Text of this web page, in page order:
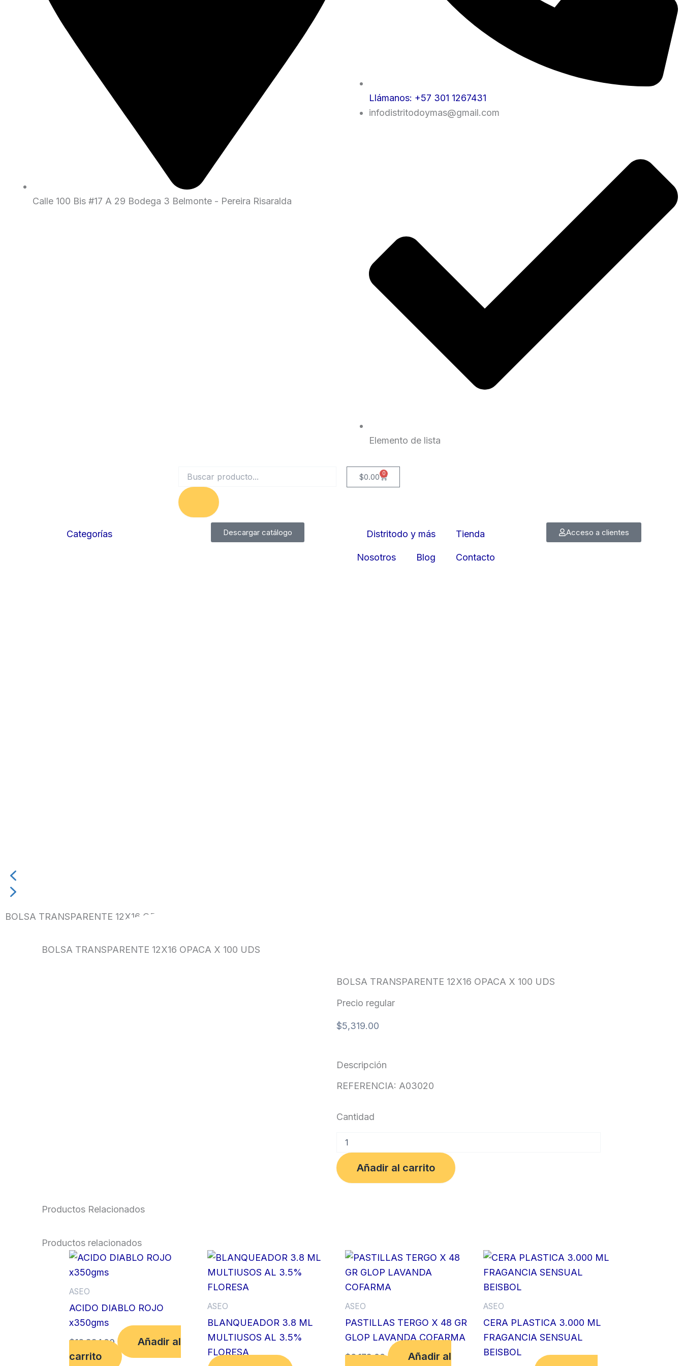
Calle 100 Bis #17 A 29 Bodega 3 Belmonte - Pereira Risaralda
Llámanos: +57 301 1267431
infodistritodoymas@gmail.com
Elemento de lista
$0.00 0
Cart
Categorías Descargar catálogo Distritodo y más Tienda
Nosotros Blog Contacto
Acceso a clientes
BOLSA TRANSPARENTE 12X16 OPACA X 100 UDS
BOLSA TRANSPARENTE 12X16 OPACA X 100 UDS
BOLSA TRANSPARENTE 12X16 OPACA X 100 UDS
Precio regular
$5,319.00
Descripción
REFERENCIA: A03020
Cantidad
TRANSPARENTE
12X16
OPACA
X
Añadir al carrito
Productos Relacionados
Productos relacionados
ASEO
ACIDO DIABLO ROJO
x350gms
$16,884.00
Añadir al
carrito
ASEO
BLANQUEADOR 3.8 ML
MULTIUSOS AL 3.5%
FLORESA
ASEO
PASTILLAS TERGO X 48 GR
GLOP LAVANDA COFARMA
$6,178.00
Añadir al
ASEO
CERA PLASTICA 3.000 ML
FRAGANCIA SENSUAL
BEISBOL